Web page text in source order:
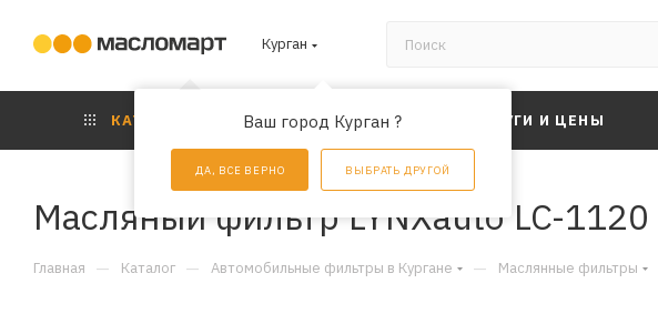
Курган
Ваш город Курган ?
ДА, ВСЕ ВЕРНО ВЫБРАТЬ ДРУГОЙ
КАТАЛОГ АКЦИИ УСЛУГИ И ЦЕНЫ
Масляный фильтр LYNXauto LC-1120
Главная — Каталог — Автомобильные фильтры в Кургане — Маслянные фильтры